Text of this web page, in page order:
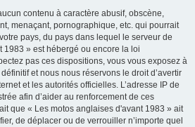
contenu à caractère abusif, obscène,
menaçant, pornographique, etc. qui pourrait
pays, du pays dans lequel le serveur de
1983 » est hébergé ou encore la loi
pas ces dispositions, vous vous exposez à
et nous nous réservons le droit d’avertir
et les autorités officielles. L’adresse IP de
afin d’aider au renforcement de ces
que « Les motos anglaises d'avant 1983 » ait
de déplacer ou de verrouiller n’importe quel